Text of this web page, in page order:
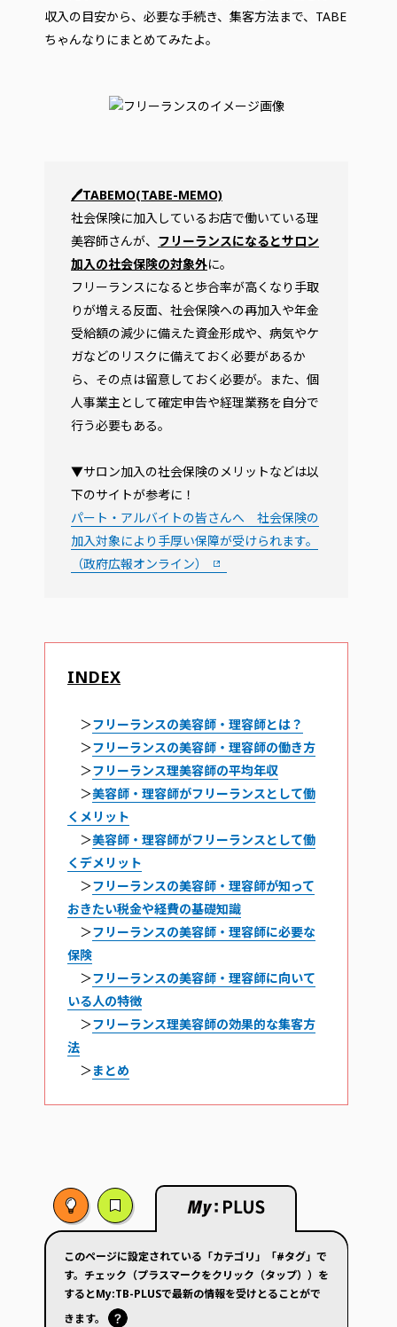
収入の目安から、必要な手続き、集客方法まで、TABE
ちゃんなりにまとめてみたよ。
🖊TABEMO(TABE-MEMO)
社会保険に加入しているお店で働いている理
美容師さんが、 フリーランスになるとサロン
加入の社会保険の対象外に。
フリーランスになると歩合率が高くなり手取
りが増える反面、社会保険への再加入や年金
受給額の減少に備えた資金形成や、病気やケ
ガなどのリスクに備えておく必要があるか
ら、その点は留意しておく必要が。また、個
人事業主として確定申告や経理業務を自分で
行う必要もある。
▼サロン加入の社会保険のメリットなどは以
下のサイトが参考に！
パート・アルバイトの皆さんへ 社会保険の
加入対象により手厚い保障が受けられます。
（政府広報オンライン）
INDEX
＞フリーランスの美容師・理容師とは？
＞フリーランスの美容師・理容師の働き方
＞フリーランス理美容師の平均年収
＞美容師・理容師がフリーランスとして働
くメリット
＞美容師・理容師がフリーランスとして働
くデメリット
＞フリーランスの美容師・理容師が知って
おきたい税金や経費の基礎知識
＞フリーランスの美容師・理容師に必要な
保険
＞フリーランスの美容師・理容師に向いて
いる人の特徴
＞フリーランス理美容師の効果的な集客方
法
＞まとめ
このページに設定されている「カテゴリ」「#タグ」で
す。チェック（プラスマークをクリック（タップ））を
するとMy:TB-PLUSで最新の情報を受けとることがで
きます。